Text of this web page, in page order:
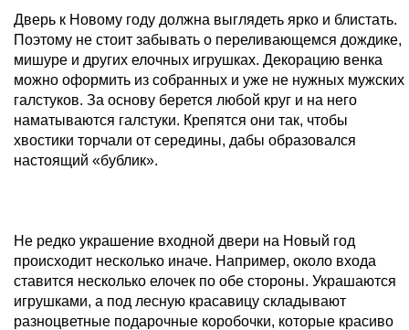
Дверь к Новому году должна выглядеть ярко и блистать.
Поэтому не стоит забывать о переливающемся дождике,
мишуре и других елочных игрушках. Декорацию венка
можно оформить из собранных и уже не нужных мужских
галстуков. За основу берется любой круг и на него
наматываются галстуки. Крепятся они так, чтобы
хвостики торчали от середины, дабы образовался
настоящий «бублик».
Не редко украшение входной двери на Новый год
происходит несколько иначе. Например, около входа
ставится несколько елочек по обе стороны. Украшаются
игрушками, а под лесную красавицу складывают
разноцветные подарочные коробочки, которые красиво